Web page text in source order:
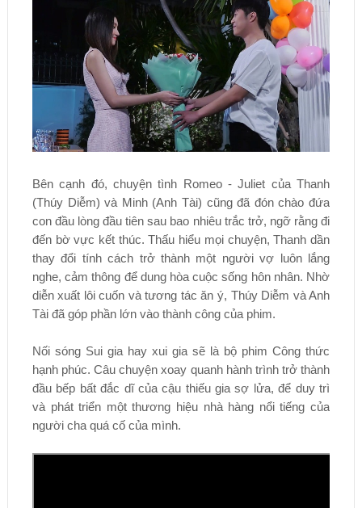
Bên cạnh đó, chuyện tình Romeo - Juliet của Thanh
(Thúy Diễm) và Minh (Anh Tài) cũng đã đón chào đứa
con đầu lòng đầu tiên sau bao nhiêu trắc trở, ngỡ rằng đi
đến bờ vực kết thúc. Thấu hiểu mọi chuyện, Thanh dần
thay đổi tính cách trở thành một người vợ luôn lắng
nghe, cảm thông để dung hòa cuộc sống hôn nhân. Nhờ
diễn xuất lôi cuốn và tương tác ăn ý, Thúy Diễm và Anh
Tài đã góp phần lớn vào thành công của phim.
Nối sóng Sui gia hay xui gia sẽ là bộ phim Công thức
hạnh phúc. Câu chuyện xoay quanh hành trình trở thành
đầu bếp bất đắc dĩ của cậu thiếu gia sợ lửa, để duy trì
và phát triển một thương hiệu nhà hàng nổi tiếng của
người cha quá cố của mình.